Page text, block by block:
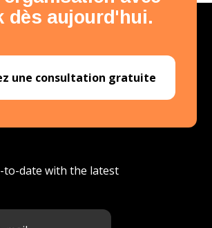
dès aujourd'hui.
une consultation gratuite
to-date with the latest